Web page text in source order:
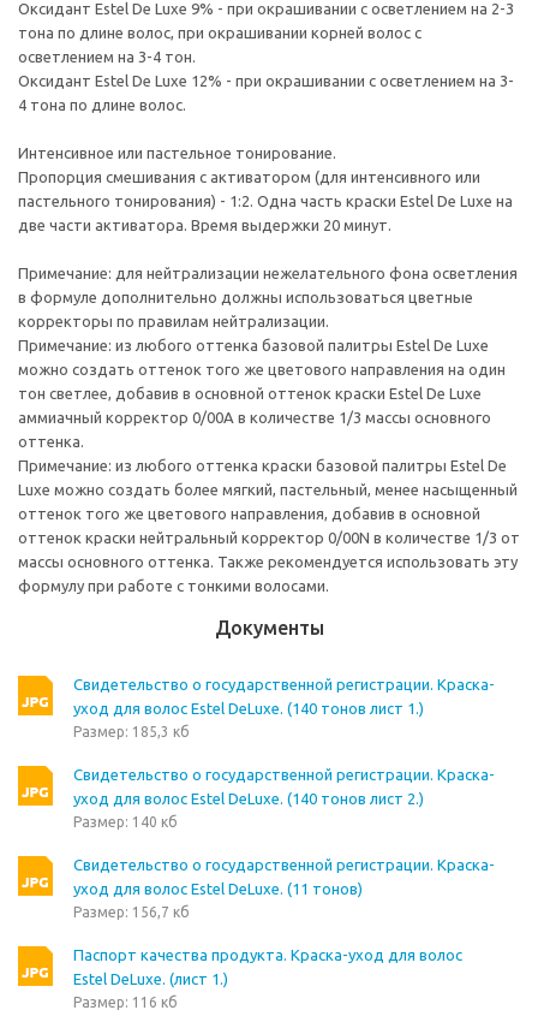
Оксидант Estel De Luxe 9% - при окрашивании с осветлением на 2-3
тона по длине волос, при окрашивании корней волос с
осветлением на 3-4 тон.
Оксидант Estel De Luxe 12% - при окрашивании с осветлением на 3-
4 тона по длине волос.
Интенсивное или пастельное тонирование.
Пропорция смешивания с активатором (для интенсивного или
пастельного тонирования) - 1:2. Одна часть краски Estel De Luxe на
две части активатора. Время выдержки 20 минут.
Примечание: для нейтрализации нежелательного фона осветления
в формуле дополнительно должны использоваться цветные
корректоры по правилам нейтрализации.
Примечание: из любого оттенка базовой палитры Estel De Luxe
можно создать оттенок того же цветового направления на один
тон светлее, добавив в основной оттенок краски Estel De Luxe
аммиачный корректор 0/00А в количестве 1/3 массы основного
оттенка.
Примечание: из любого оттенка краски базовой палитры Estel De
Luxe можно создать более мягкий, пастельный, менее насыщенный
оттенок того же цветового направления, добавив в основной
оттенок краски нейтральный корректор 0/00N в количестве 1/3 от
массы основного оттенка. Также рекомендуется использовать эту
формулу при работе с тонкими волосами.
Документы
Свидетельство о государственной регистрации. Краска-
уход для волос Estel DeLuxe. (140 тонов лист 1.)
Размер: 185,3 кб
Свидетельство о государственной регистрации. Краска-
уход для волос Estel DeLuxe. (140 тонов лист 2.)
Размер: 140 кб
Свидетельство о государственной регистрации. Краска-
уход для волос Estel DeLuxe. (11 тонов)
Размер: 156,7 кб
Паспорт качества продукта. Краска-уход для волос
Estel DeLuxe. (лист 1.)
Размер: 116 кб